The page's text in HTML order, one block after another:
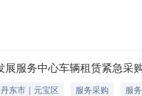
染的肺炎疫情防控期间政府采购工
服务中心车辆租赁紧急采
东市｜元宝区 服务采购
服务